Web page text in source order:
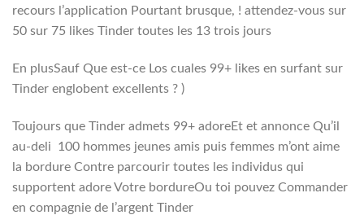
recours l’application Pourtant brusque, ! attendez-vous sur
50 sur 75 likes Tinder toutes les 13 trois jours
En plusSauf Que est-ce Los cuales 99+ likes en surfant sur
Tinder englobent excellents ? )
Toujours que Tinder admets 99+ adoreEt et annonce Qu’il
au-deli 100 hommes jeunes amis puis femmes m’ont aime
la bordure Contre parcourir toutes les individus qui
supportent adore Votre bordureOu toi pouvez Commander
en compagnie de l’argent Tinder